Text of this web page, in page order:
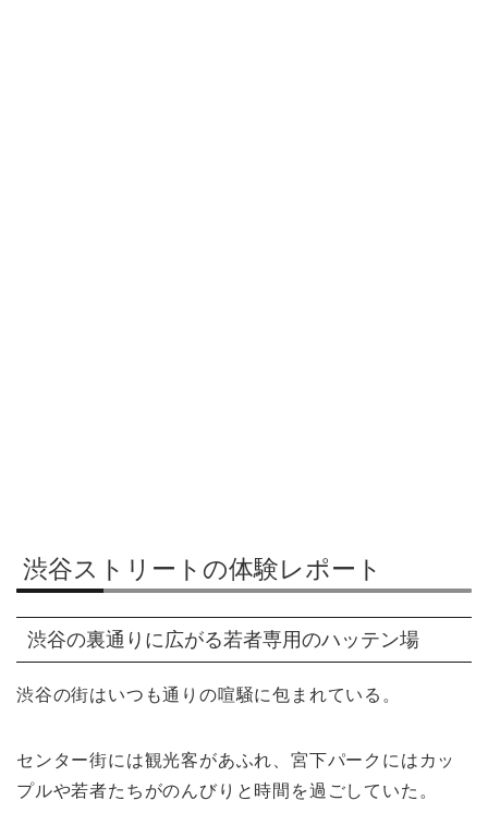
渋谷ストリートの体験レポート
渋谷の裏通りに広がる若者専用のハッテン場
渋谷の街はいつも通りの喧騒に包まれている。
センター街には観光客があふれ、宮下パークにはカッ
プルや若者たちがのんびりと時間を過ごしていた。